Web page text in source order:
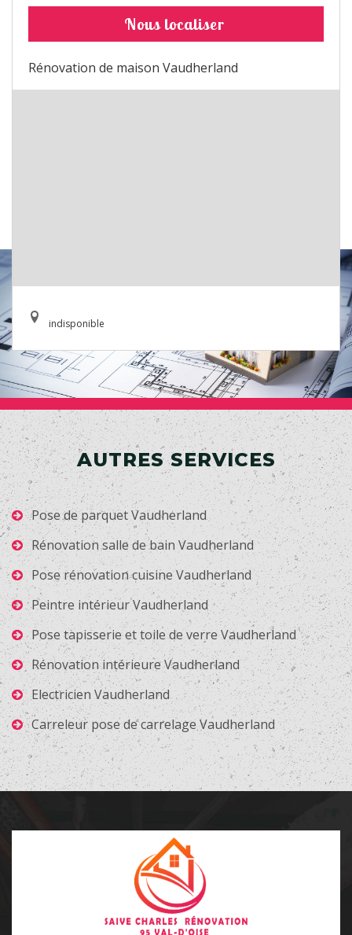
Nous localiser
Rénovation de maison Vaudherland
indisponible
AUTRES SERVICES
Pose de parquet Vaudherland
Rénovation salle de bain Vaudherland
Pose rénovation cuisine Vaudherland
Peintre intérieur Vaudherland
Pose tapisserie et toile de verre Vaudherland
Rénovation intérieure Vaudherland
Electricien Vaudherland
Carreleur pose de carrelage Vaudherland